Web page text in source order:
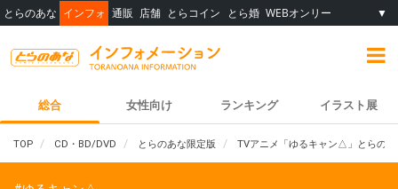
とらのあな インフォ 通販 店舗 とらコイン とら婚 WEBオンリー ▼
総合 女性向け ランキング イラスト展
TOP CD・BD/DVD とらのあな限定版 TVアニメ「ゆるキャン△」とらの